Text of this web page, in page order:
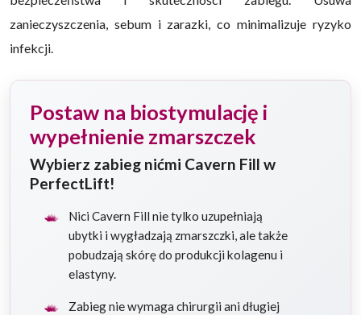
zanieczyszczenia, sebum i zarazki, co minimalizuje ryzyko
infekcji.
Postaw na biostymulację i
wypełnienie zmarszczek
Wybierz zabieg nićmi Cavern Fill w
PerfectLift!
Nici Cavern Fill nie tylko uzupełniają
ubytki i wygładzają zmarszczki, ale także
pobudzają skórę do produkcji kolagenu i
elastyny.
Zabieg nie wymaga chirurgii ani długiej